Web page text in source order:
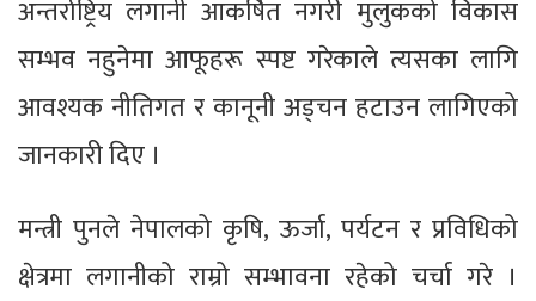
अन्तर्राष्ट्रिय लगानी आकर्षित नगरी मुलुकको विकास
सम्भव नहुनेमा आफूहरू स्पष्ट गरेकाले त्यसका लागि
आवश्यक नीतिगत र कानूनी अड्चन हटाउन लागिएको
जानकारी दिए ।
मन्त्री पुनले नेपालको कृषि, ऊर्जा, पर्यटन र प्रविधिको
क्षेत्रमा लगानीको राम्रो सम्भावना रहेको चर्चा गरे ।